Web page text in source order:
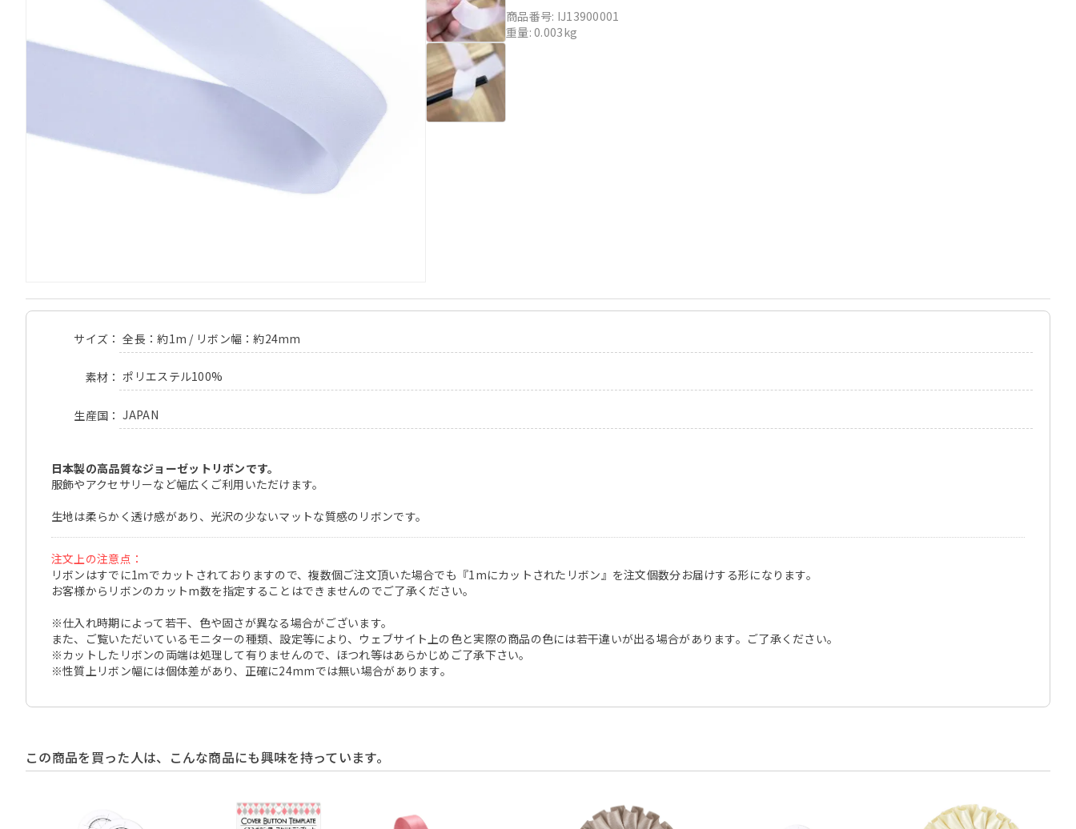
商品番号: IJ13900001
重量: 0.003kg
サイズ 全長：約1m / リボン幅：約24mm
素材 ポリエステル100%
生産国 JAPAN
日本製の高品質なジョーゼットリボンです。
服飾やアクセサリーなど幅広くご利用いただけます。
生地は柔らかく透け感があり、光沢の少ないマットな質感のリボンです。
注文上の注意点：
リボンはすでに1ｍでカットされておりますので、複数個ご注文頂いた場合でも『1mにカットされたリボン』を注文個数分お届けする形になります。
お客様からリボンのカットm数を指定することはできませんのでご了承ください。
※仕入れ時期によって若干、色や固さが異なる場合がございます。
また、ご覧いただいているモニターの種類、設定等により、ウェブサイト上の色と実際の商品の色には若干違いが出る場合があります。ご了承ください。
※カットしたリボンの両端は処理して有りませんので、ほつれ等はあらかじめご了承下さい。
※性質上リボン幅には個体差があり、正確に24mmでは無い場合があります。
この商品を買った人は、こんな商品にも興味を持っています。